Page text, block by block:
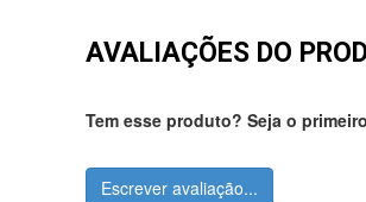
AVALIAÇÕES DO
Tem esse produto? Seja o
Escrever avaliação...